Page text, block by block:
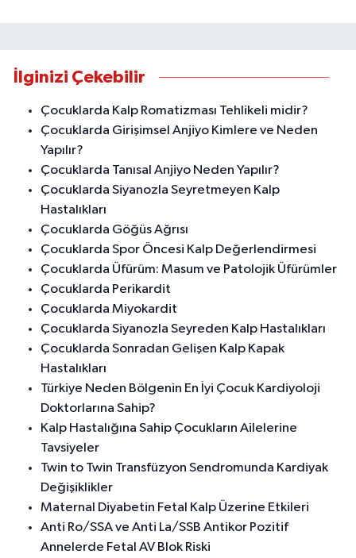
İlginizi Çekebilir
Çocuklarda Kalp Romatizması Tehlikeli midir?
Çocuklarda Girişimsel Anjiyo Kimlere ve Neden
Yapılır?
Çocuklarda Tanısal Anjiyo Neden Yapılır?
Çocuklarda Siyanozla Seyretmeyen Kalp
Hastalıkları
Çocuklarda Göğüs Ağrısı
Çocuklarda Spor Öncesi Kalp Değerlendirmesi
Çocuklarda Üfürüm: Masum ve Patolojik Üfürümler
Çocuklarda Perikardit
Çocuklarda Miyokardit
Çocuklarda Siyanozla Seyreden Kalp Hastalıkları
Çocuklarda Sonradan Gelişen Kalp Kapak
Hastalıkları
Türkiye Neden Bölgenin En İyi Çocuk Kardiyoloji
Doktorlarına Sahip?
Kalp Hastalığına Sahip Çocukların Ailelerine
Tavsiyeler
Twin to Twin Transfüzyon Sendromunda Kardiyak
Değişiklikler
Maternal Diyabetin Fetal Kalp Üzerine Etkileri
Anti Ro/SSA ve Anti La/SSB Antikor Pozitif
Annelerde Fetal AV Blok Riski